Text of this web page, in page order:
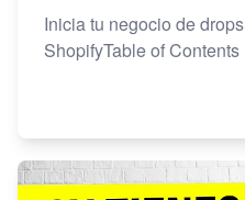
Inicia tu negocio de
ShopifyTable of